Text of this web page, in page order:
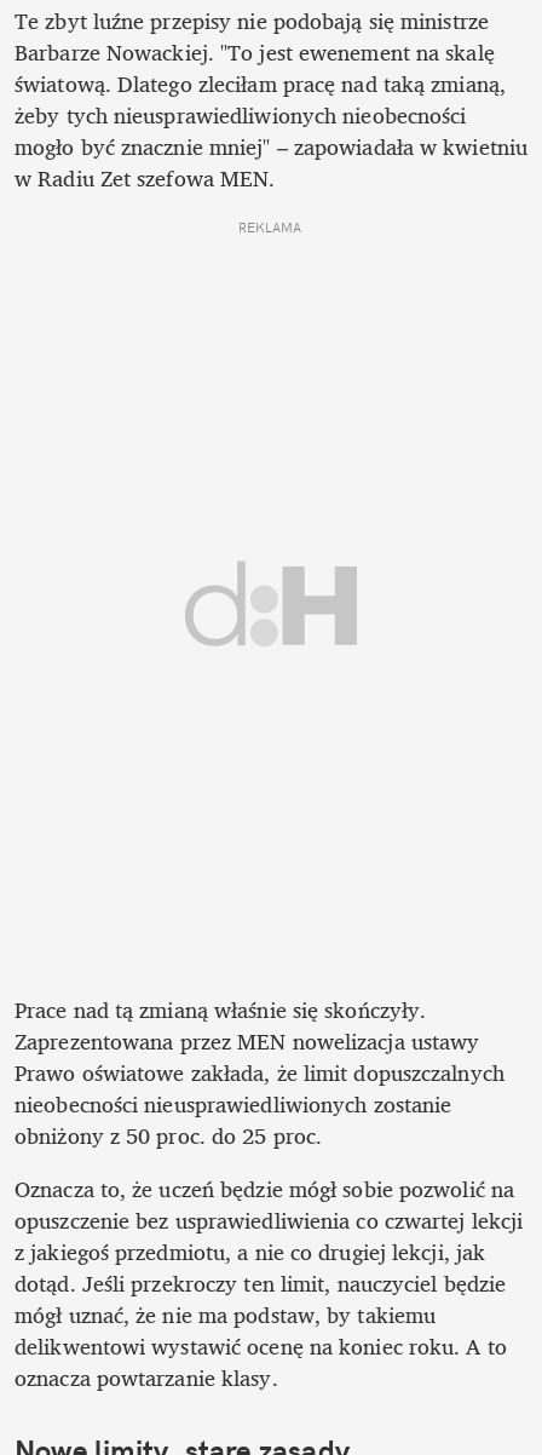
Te zbyt luźne przepisy nie podobają się ministrze
Barbarze Nowackiej. "To jest ewenement na skalę
światową. Dlatego zleciłam pracę nad taką zmianą,
żeby tych nieusprawiedliwionych nieobecności
mogło być znacznie mniej" ­– zapowiadała w kwietniu
w Radiu Zet szefowa MEN.
REKLAMA
Prace nad tą zmianą właśnie się skończyły.
Zaprezentowana przez MEN nowelizacja ustawy
Prawo oświatowe zakłada, że limit dopuszczalnych
nieobecności nieusprawiedliwionych zostanie
obniżony z 50 proc. do 25 proc.
Oznacza to, że uczeń będzie mógł sobie pozwolić na
opuszczenie bez usprawiedliwienia co czwartej lekcji
z jakiegoś przedmiotu, a nie co drugiej lekcji, jak
dotąd. Jeśli przekroczy ten limit, nauczyciel będzie
mógł uznać, że nie ma podstaw, by takiemu
delikwentowi wystawić ocenę na koniec roku. A to
oznacza powtarzanie klasy.